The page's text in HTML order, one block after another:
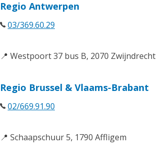
Regio Antwerpen
03/369.60.29
📍 Westpoort 37 bus B, 2070 Zwijndrecht
Regio Brussel & Vlaams-Brabant
02/669.91.90
📍 Schaapschuur 5, 1790 Affligem